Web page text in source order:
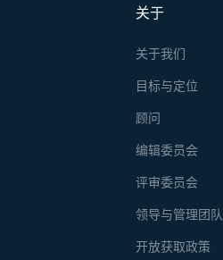
关于
关于我们
目标与定位
顾问
编辑委员会
评审委员会
领导与管理团队
开放获取政策